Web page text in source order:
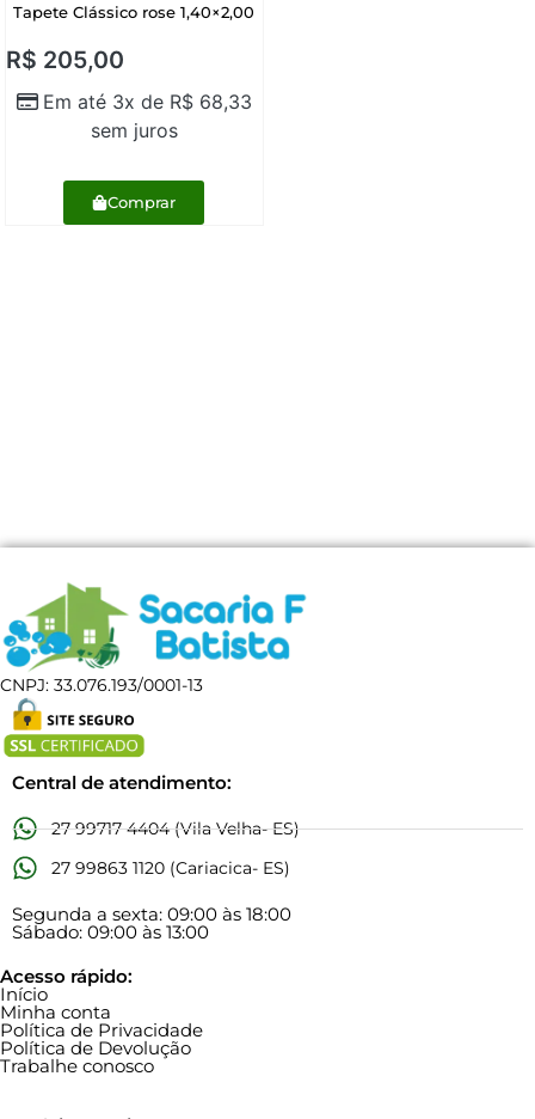
Tapete Clássico rose 1,40×2,00
R$ 205,00
Em até 3x de R$68,33
sem juros
Comprar
CNPJ: 33.076.193/0001-13
Central de atendimento:
27 99717 4404 (Vila Velha- ES)
27 99863 1120 (Cariacica- ES)
Segunda a sexta: 09:00 às 18:00
Sábado: 09:00 às 13:00
Acesso rápido:
Início
Minha conta
Política de Privacidade
Política de Devolução
Trabalhe conosco